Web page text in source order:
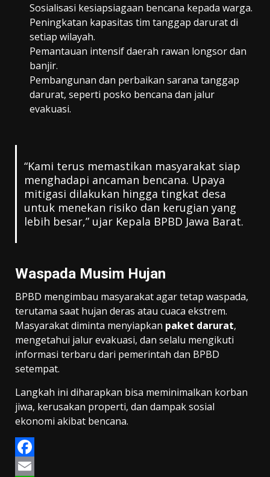
Sosialisasi kesiapsiagaan bencana kepada warga.
Peningkatan kapasitas tim tanggap darurat di
setiap wilayah.
Pemantauan intensif daerah rawan longsor dan
banjir.
Pembangunan dan perbaikan sarana tanggap
darurat, seperti posko bencana dan jalur
evakuasi.
“Kami terus memastikan masyarakat siap
menghadapi ancaman bencana. Upaya
mitigasi dilakukan hingga tingkat desa
untuk menekan risiko dan kerugian yang
lebih besar,” ujar Kepala BPBD Jawa Barat.
Waspada Musim Hujan
BPBD mengimbau masyarakat agar tetap waspada,
terutama saat hujan deras atau cuaca ekstrem.
Masyarakat diminta menyiapkan paket darurat,
mengetahui jalur evakuasi, dan selalu mengikuti
informasi terbaru dari pemerintah dan BPBD
setempat.
Langkah ini diharapkan bisa meminimalkan korban
jiwa, kerusakan properti, dan dampak sosial
ekonomi akibat bencana.
Facebook